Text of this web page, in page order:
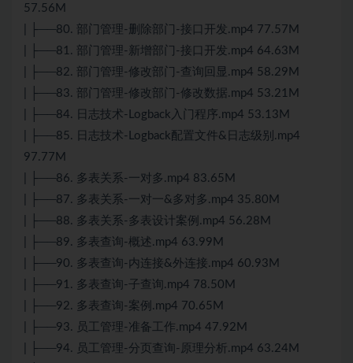
57.56M
| ├──80. 部门管理-删除部门-接口开发.mp4 77.57M
| ├──81. 部门管理-新增部门-接口开发.mp4 64.63M
| ├──82. 部门管理-修改部门-查询回显.mp4 58.29M
| ├──83. 部门管理-修改部门-修改数据.mp4 53.21M
| ├──84. 日志技术-Logback入门程序.mp4 53.13M
| ├──85. 日志技术-Logback配置文件&日志级别.mp4
97.77M
| ├──86. 多表关系-一对多.mp4 83.65M
| ├──87. 多表关系-一对一&多对多.mp4 35.80M
| ├──88. 多表关系-多表设计案例.mp4 56.28M
| ├──89. 多表查询-概述.mp4 63.99M
| ├──90. 多表查询-内连接&外连接.mp4 60.93M
| ├──91. 多表查询-子查询.mp4 78.50M
| ├──92. 多表查询-案例.mp4 70.65M
| ├──93. 员工管理-准备工作.mp4 47.92M
| ├──94. 员工管理-分页查询-原理分析.mp4 63.24M